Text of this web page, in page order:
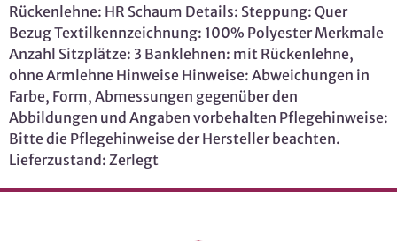
Rückenlehne: HR Schaum Details: Steppung: Quer
Bezug Textilkennzeichnung: 100% Polyester Merkmale
Anzahl Sitzplätze: 3 Banklehnen: mit Rückenlehne,
ohne Armlehne Hinweise Hinweise: Abweichungen in
Farbe, Form, Abmessungen gegenüber den
Abbildungen und Angaben vorbehalten Pflegehinweise:
Bitte die Pflegehinweise der Hersteller beachten.
Lieferzustand: Zerlegt